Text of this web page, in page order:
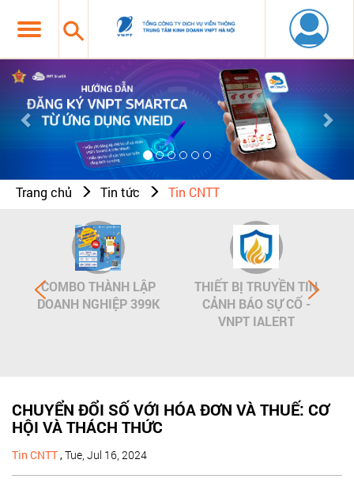
Previous
Trang chủ Tin tức Tin CNTT
COMBO THÀNH LẬP
DOANH NGHIỆP 399K
THIẾT BỊ TRUYỀN TIN
CẢNH BÁO SỰ CỐ -
VNPT IALERT
CHUYỂN ĐỔI SỐ VỚI HÓA ĐƠN VÀ THUẾ: CƠ
HỘI VÀ THÁCH THỨC
Tin CNTT,Tue, Jul 16, 2024